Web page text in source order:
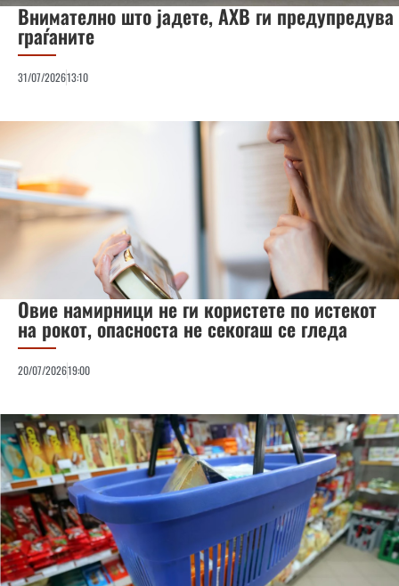
Внимателно што јадете, АХВ ги предупредува
граѓаните
31/07/202613:10
Овие намирници не ги користете по истекот
на рокот, опасноста не секогаш се гледа
20/07/202619:00